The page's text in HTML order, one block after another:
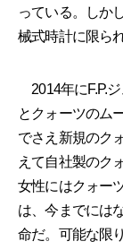
っている。しか
械式時計に限ら
2014年にF.P.
とクォーツのム
でさえ新規のク
えて自社製のク
女性にはクォー
は、今までには
命だ。可能な限